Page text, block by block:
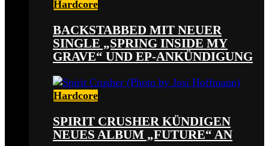
Hardcore
BACKSTABBED MIT NEUER
SINGLE „SPRING INSIDE MY
GRAVE“ UND EP-ANKÜNDIGUNG
Hardcore
SPIRIT CRUSHER KÜNDIGEN
NEUES ALBUM „FUTURE“ AN